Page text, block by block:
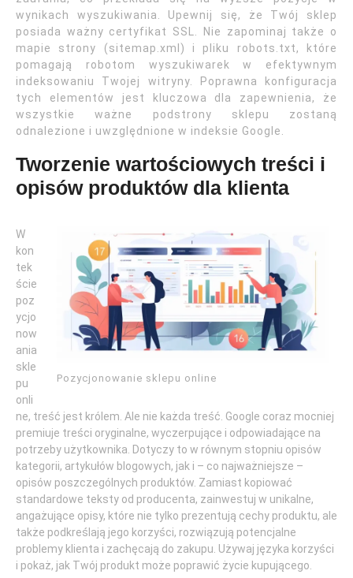
wynikach wyszukiwania. Upewnij się, że Twój sklep
posiada ważny certyfikat SSL. Nie zapominaj także o
mapie strony (sitemap.xml) i pliku robots.txt, które
pomagają robotom wyszukiwarek w efektywnym
indeksowaniu Twojej witryny. Poprawna konfiguracja
tych elementów jest kluczowa dla zapewnienia, że
wszystkie ważne podstrony sklepu zostaną
odnalezione i uwzględnione w indeksie Google.
Tworzenie wartościowych treści i
opisów produktów dla klienta
Pozycjonowanie sklepu online
W
kon
tek
ście
poz
ycjo
now
ania
skle
pu
onli
ne, treść jest królem. Ale nie każda treść. Google coraz mocniej
premiuje treści oryginalne, wyczerpujące i odpowiadające na
potrzeby użytkownika. Dotyczy to w równym stopniu opisów
kategorii, artykułów blogowych, jak i – co najważniejsze –
opisów poszczególnych produktów. Zamiast kopiować
standardowe teksty od producenta, zainwestuj w unikalne,
angażujące opisy, które nie tylko prezentują cechy produktu, ale
także podkreślają jego korzyści, rozwiązują potencjalne
problemy klienta i zachęcają do zakupu. Używaj języka korzyści
i pokaż, jak Twój produkt może poprawić życie kupującego.